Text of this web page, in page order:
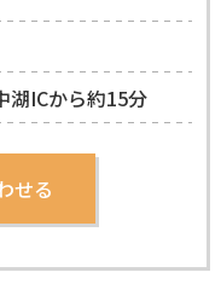
湖ICから約15分